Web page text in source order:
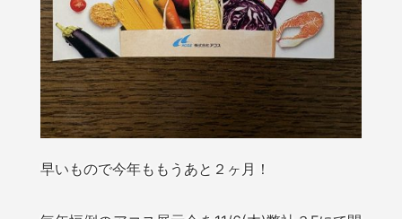
早いもので今年ももうあと２ヶ月！